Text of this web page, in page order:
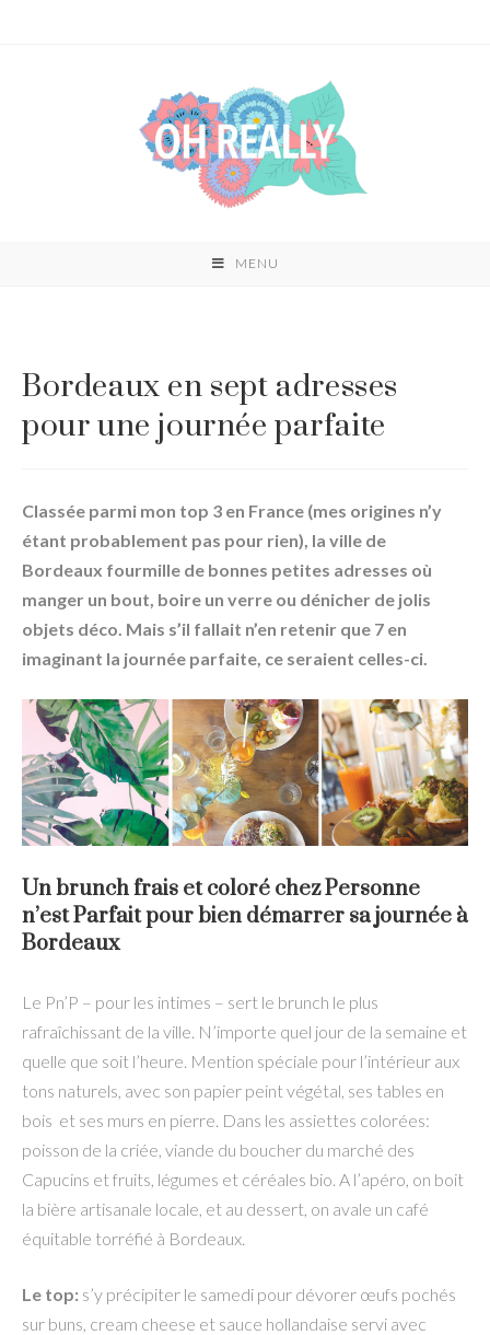
MENU
Bordeaux en sept adresses
pour une journée parfaite
Classée parmi mon top 3 en France (mes origines n’y
étant probablement pas pour rien), la ville de
Bordeaux fourmille de bonnes petites adresses où
manger un bout, boire un verre ou dénicher de jolis
objets déco. Mais s’il fallait n’en retenir que 7 en
imaginant la journée parfaite, ce seraient celles-ci.
Un brunch frais et coloré chez Personne
n’est Parfait pour bien démarrer sa journée à
Bordeaux
Le Pn’P – pour les intimes – sert le brunch le plus
rafraîchissant de la ville. N’importe quel jour de la semaine et
quelle que soit l’heure. Mention spéciale pour l’intérieur aux
tons naturels, avec son papier peint végétal, ses tables en
bois et ses murs en pierre. Dans les assiettes colorées:
poisson de la criée, viande du boucher du marché des
Capucins et fruits, légumes et céréales bio. A l’apéro, on boit
la bière artisanale locale, et au dessert, on avale un café
équitable torréfié à Bordeaux.
Le top: s’y précipiter le samedi pour dévorer œufs pochés
sur buns, cream cheese et sauce hollandaise servi avec